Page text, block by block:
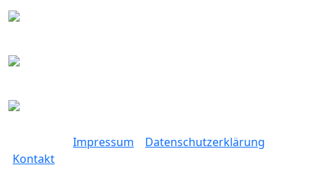
Kontakt
Impressum Datenschutzerklärung